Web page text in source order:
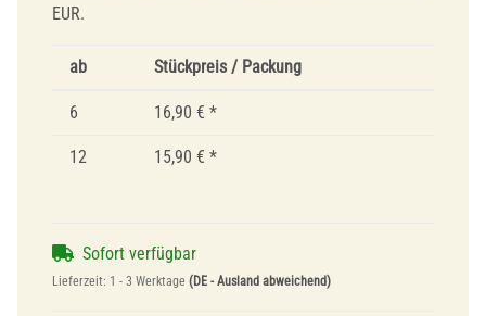
EUR.
ab Stückpreis / Packung
6 16,90 € *
12 15,90 € *
Sofort verfügbar
Lieferzeit: 1 - 3 Werktage (DE - Ausland abweichend)